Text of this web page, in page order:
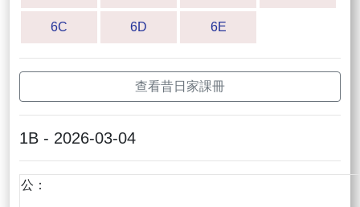
6C 6D 6E
查看昔日家課冊
1B - 2026-03-04
公：